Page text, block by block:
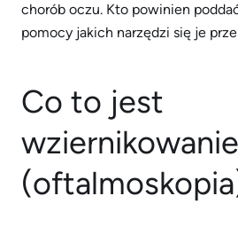
chorób oczu. Kto powinien
pomocy jakich narzędzi się je
Co to jest